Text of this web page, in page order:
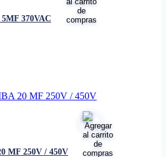
370VAC
MF 250V / 450V